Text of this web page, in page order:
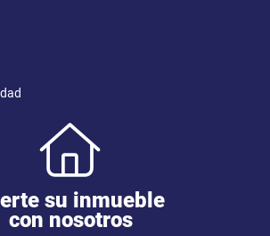
su inmueble
con nosotros